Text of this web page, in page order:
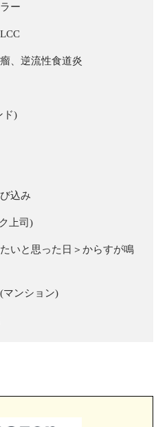
ー
逆流性食道炎
)
込み
司)
思った日＞からすが鳴
ション)